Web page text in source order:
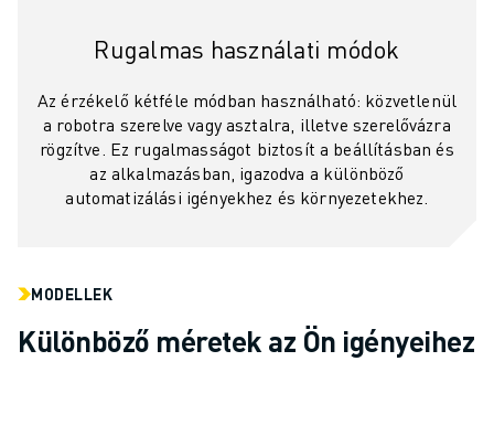
Rugalmas használati módok
Az érzékelő kétféle módban használható: közvetlenül
a robotra szerelve vagy asztalra, illetve szerelővázra
rögzítve. Ez rugalmasságot biztosít a beállításban és
az alkalmazásban, igazodva a különböző
automatizálási igényekhez és környezetekhez.
MODELLEK
Különböző méretek az Ön igényeihez